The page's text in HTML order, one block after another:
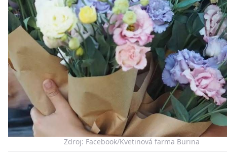
Zdroj: Facebook/Kvetinová farma Burina